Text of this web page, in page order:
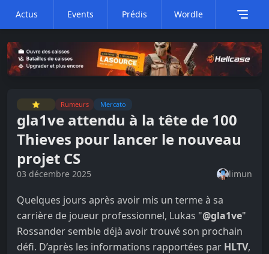
Actus Events Prédis Wordle
⭐ Rumeurs Mercato
gla1ve attendu à la tête de 100
Thieves pour lancer le nouveau
projet CS
03 décembre 2025 limun
Quelques jours après avoir mis un terme à sa
carrière de joueur professionnel, Lukas "@gla1ve"
Rossander semble déjà avoir trouvé son prochain
défi. D’après les informations rapportées par HLTV,